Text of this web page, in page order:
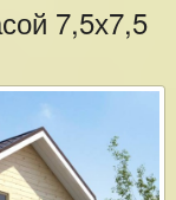
7,5х7,5